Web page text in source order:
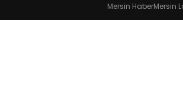
Mersin HaberMersin